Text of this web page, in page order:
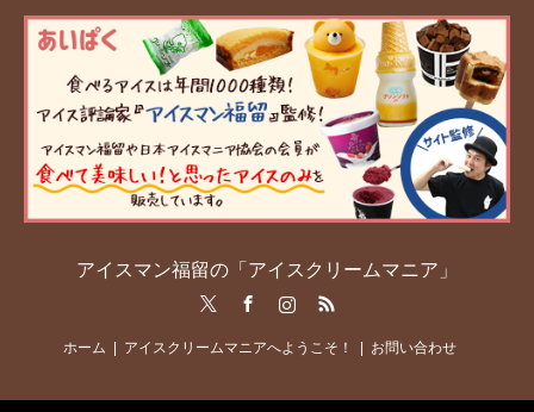
アイスマン福留の「アイスクリームマニア」
RSS
ホーム アイスクリームマニアへようこそ！ お問い合わせ